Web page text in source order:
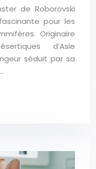
de Roborovski
pour les
Originaire
d’Asie
séduit par sa